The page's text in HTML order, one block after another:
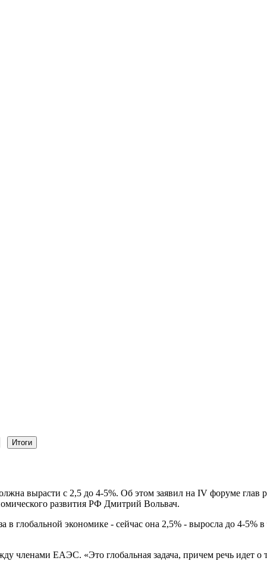
вырасти с 2,5 до 4-5%. Об этом заявил на IV форуме глав
развития РФ Дмитрий Вольвач.
в глобальной экономике - сейчас она 2,5% - выросла до 4-5%
членами ЕАЭС. «Это глобальная задача, причем речь идет о